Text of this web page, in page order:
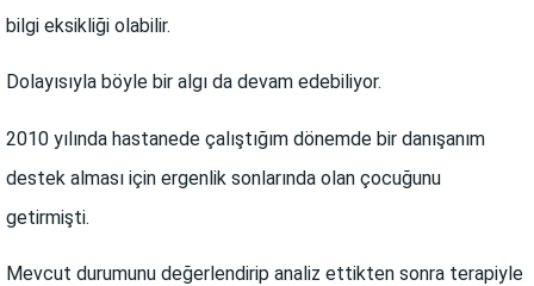
bilgi eksikliği olabilir.
Dolayısıyla böyle bir algı da devam edebiliyor.
2010 yılında hastanede çalıştığım dönemde bir danışanım
destek alması için ergenlik sonlarında olan çocuğunu
getirmişti.
Mevcut durumunu değerlendirip analiz ettikten sonra terapiyle